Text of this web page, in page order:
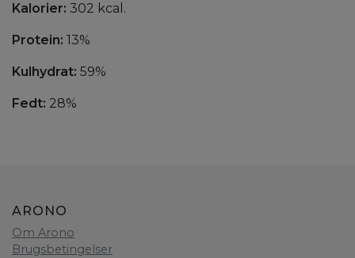
Kalorier: 302 kcal.
Protein: 13%
Kulhydrat: 59%
Fedt: 28%
ARONO
Om Arono
Brugsbetingelser